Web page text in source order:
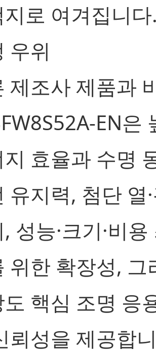
로 여겨집니
우위
제조사 제품과
EN은
효율과 수명
유지력, 첨단 열
성능·크기·비
위한 확장성, 그
핵심 조명 응
뢰성을 제공합